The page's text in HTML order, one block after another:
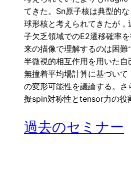
てきた。Sn原子核は典型的な
球形核と考えられてきたが，
子欠乏領域でのE2遷移確率
来の描像で理解するのは困難
半微視的相互作用を用いた自
無撞着平均場計算に基づいて
の変形可能性を議論する。さ
擬spin対称性とtensor力の役
過去のセミナー